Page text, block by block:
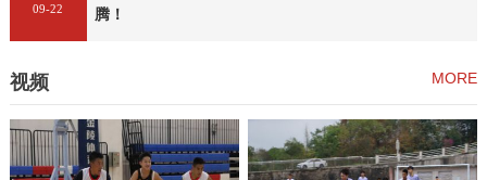
09-22
腾！
视频 MORE